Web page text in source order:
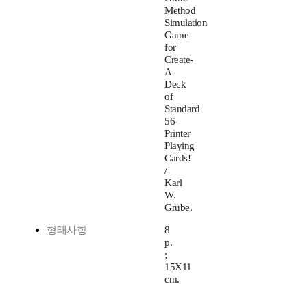
Method
Simulation
Game
for
Create-
A-
Deck
of
Standard
56-
Printer
Playing
Cards!
/
Karl
W.
Grube.
형태사항
8
p.
;
15X11
cm.